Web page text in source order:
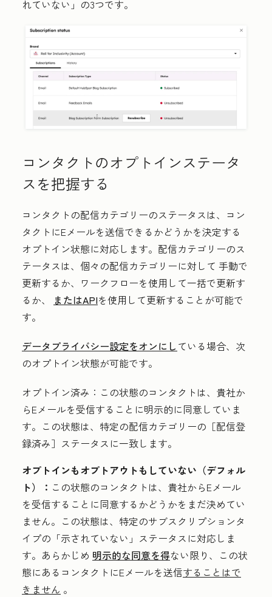
れていない」の3つです。
コンタクトのオプトインステータ
スを把握する
コンタクトの配信カテゴリーのステータスは、コン
タクトにEメールを送信できるかどうかを決定する
オプトイン状態に対応します。配信カテゴリーのス
テータスは、個々の配信カテゴリーに対して 手動で
更新するか、ワークフローを使用して一括で更新す
るか、
またはAPIを使用して更新することが可能で
す。
データプライバシー設定をオンにし ている場合、次
のオプトイン状態が可能です。
オプトイン済み： この状態のコンタクトは、貴社か
らEメールを受信することに明示的に同意していま
す。この状態は、特定の配信カテゴリーの ［配信登
録済み］ステータスに一致します。
オプトインもオプトアウトもしていない（デフォル
ト）： この状態のコンタクトは、貴社からEメール
を受信することに同意するかどうかをまだ決めてい
ません。この状態は、特定のサブスクリプションタ
イプの 「示されていない」ステータスに対応しま
す。あらかじめ 明示的な同意を得ない限り、この状
態にあるコンタクトにEメールを送信することはで
きません 。